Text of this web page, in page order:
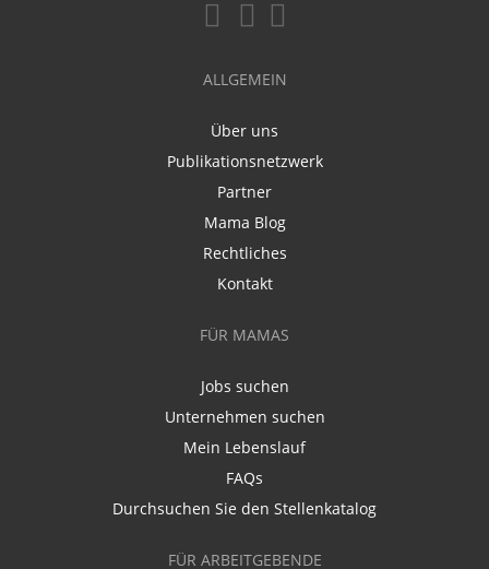
ALLGEMEIN
Über uns
Publikationsnetzwerk
Partner
Mama Blog
Rechtliches
Kontakt
FÜR MAMAS
Jobs suchen
Unternehmen suchen
Mein Lebenslauf
FAQs
Durchsuchen Sie den Stellenkatalog
FÜR ARBEITGEBENDE